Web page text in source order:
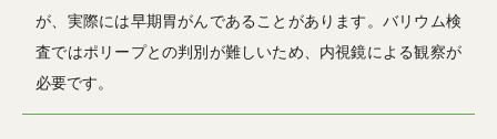
が、実際には早期胃がんであることがあります。バリウム検
査ではポリープとの判別が難しいため、内視鏡による観察が
必要です。